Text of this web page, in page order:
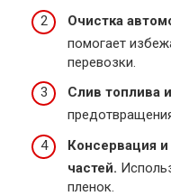
Очистка
помогает
перевозки.
Слив топлива
Консервация
частей.
пленок.